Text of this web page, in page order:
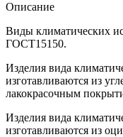
Описание
Виды климатических
ГОСТ15150.
Изделия вида
изготавливаются из
лакокрасочным
Изделия вида
изготавливаются из